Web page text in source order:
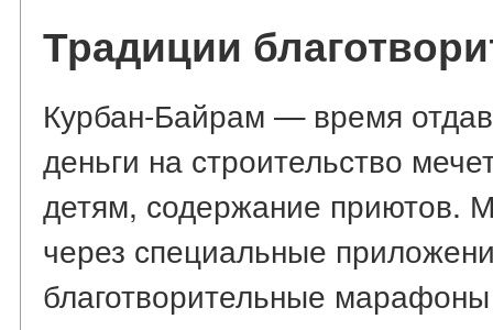
Традиции
Курбан-Байрам — время
деньги на строительство
детям, содержание приютов.
через специальные
благотворительные